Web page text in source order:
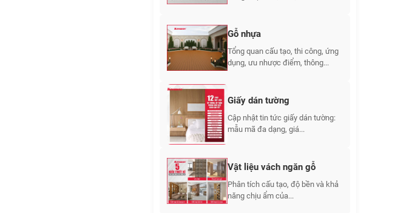
Gỗ nhựa
Tổng quan cấu tạo, thi công, ứng
dụng, ưu nhược điểm, thông...
Giấy dán tường
Cập nhật tin tức giấy dán tường:
mẫu mã đa dạng, giá...
Vật liệu vách ngăn gỗ
Phân tích cấu tạo, độ bền và khả
năng chịu ẩm của...